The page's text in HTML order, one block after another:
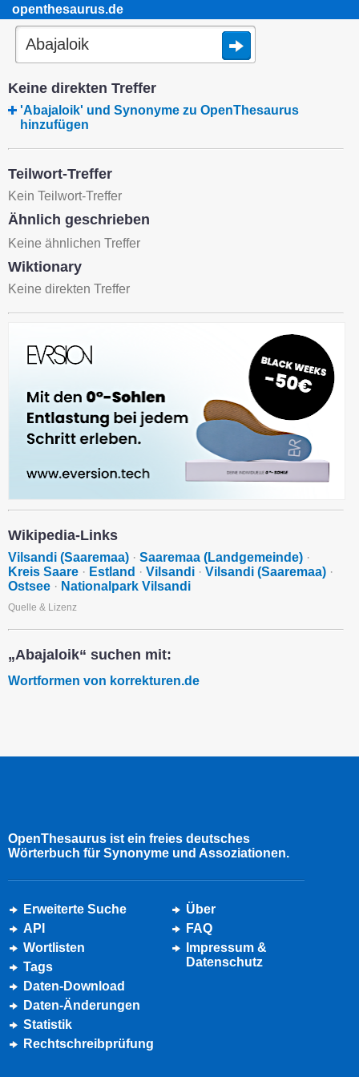
openthesaurus.de
Keine direkten Treffer
'Abajaloik' und Synonyme zu OpenThesaurus
hinzufügen
Teilwort-Treffer
Kein Teilwort-Treffer
Ähnlich geschrieben
Keine ähnlichen Treffer
Wiktionary
Keine direkten Treffer
Wikipedia-Links
Vilsandi (Saaremaa) · Saaremaa (Landgemeinde) ·
Kreis Saare · Estland · Vilsandi · Vilsandi (Saaremaa) ·
Ostsee · Nationalpark Vilsandi
Quelle & Lizenz
„Abajaloik“ suchen mit:
Wortformen von korrekturen.de
OpenThesaurus ist ein freies deutsches
Wörterbuch für Synonyme und Assoziationen.
Erweiterte Suche
API
Wortlisten
Tags
Daten-Download
Daten-Änderungen
Statistik
Rechtschreibprüfung
Über
FAQ
Impressum &
Datenschutz